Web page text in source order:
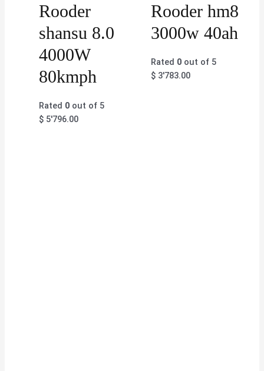
Rooder
shansu 8.0
4000W
80kmph
Rated 0 out of 5
$ 5'796.00
Rooder hm8
3000w 40ah
Rated 0out of 5
$3'783.00